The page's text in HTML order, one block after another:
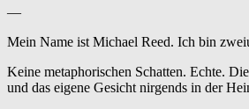
—
Mein Name ist Michael Reed. Ich bin
Keine metaphorischen Schatten. Echte.
und das eigene Gesicht nirgends in der